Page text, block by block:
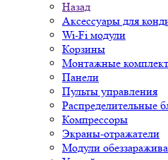
Назад
Аксессуары для
Wi-Fi модули
Корзины
Монтажные
Панели
Пульты управления
Распределительные
Компрессоры
Экраны-отражатели
Модули